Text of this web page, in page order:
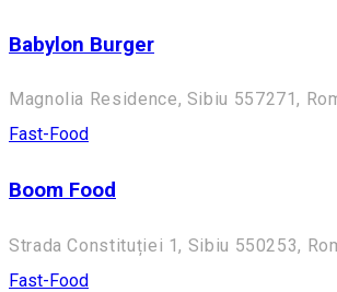
Babylon Burger
Magnolia Residence, Sibiu 557271,
Fast-Food
Boom Food
Strada Constituției 1, Sibiu 550253,
Fast-Food